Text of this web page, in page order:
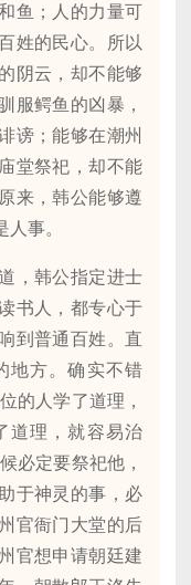
鱼；人的力量可
姓的民心。所以
阴云，却不能够
服鳄鱼的凶暴，
谤；能够在潮州
堂祭祀，却不能
来，韩公能够遵
事。
，韩公指定进士
书人，都专心于
到普通百姓。直
地方。确实不错
的人学了道理，
道理，就容易治
必定要祭祀他，
于神灵的事，必
官衙门大堂的后
官想申请朝廷建